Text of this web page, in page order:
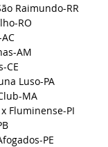
Raimundo-RR
RO
AM
CE
Luso-PA
MA
Fluminense-PI
PE